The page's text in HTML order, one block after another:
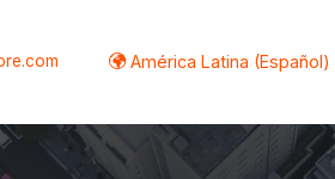
América Latina (Español)